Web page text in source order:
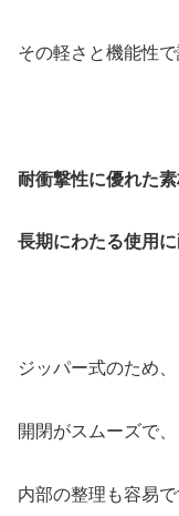
その軽さと機能性
耐衝撃性に優れた素
長期にわたる使用
ジッパー式のため、
開閉がスムーズで、
内部の整理も容易で